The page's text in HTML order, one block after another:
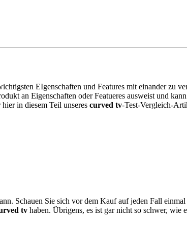
EIgenschaften und Features mit einander zu
an Eigenschaften oder Featueres ausweist und
in diesem Teil unseres curved tv-Test-Vergleich-
Schauen Sie sich vor dem Kauf auf jeden Fall
tv haben. Übrigens, es ist gar nicht so schwer, wie